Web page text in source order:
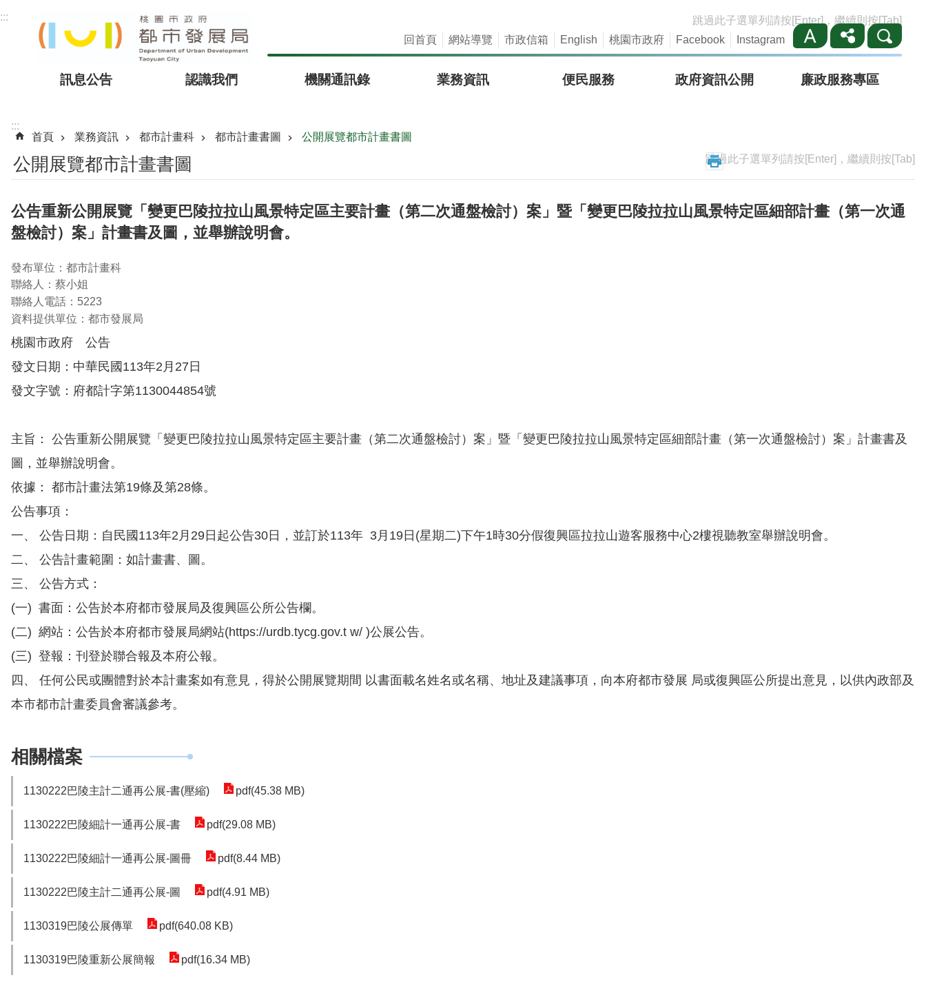
跳到主要內容區塊
:::
跳過此子選單列請按[Enter]，繼續則按[Tab]
回首頁
網站導覽 市政信箱 English 桃園市政府 Facebook Instagram
訊息公告 認識我們 機關通訊錄 業務資訊 便民服務 政府資訊公開 廉政服務專區
:::
首頁
業務資訊 都市計畫科 都市計畫書圖 公開展覽都市計畫書圖
公開展覽都市計畫書圖 跳過此子選單列請按[Enter]，繼續則按[Tab]
公告重新公開展覽「變更巴陵拉拉山風景特定區主要計畫（第二次通盤檢討）案」暨「變更巴陵拉拉山風景特定區細部計畫（第一次通
盤檢討）案」計畫書及圖，並舉辦說明會。
發布單位：都市計畫科
聯絡人：蔡小姐
聯絡人電話：5223
資料提供單位：都市發展局
桃園市政府 公告
發文日期：中華民國113年2月27日
發文字號：府都計字第1130044854號
主旨： 公告重新公開展覽「變更巴陵拉拉山風景特定區主要計畫（第二次通盤檢討）案」暨「變更巴陵拉拉山風景特定區細部計畫（第一次通盤檢討）案」計畫書及
圖，並舉辦說明會。
依據： 都市計畫法第19條及第28條。
公告事項：
一、 公告日期：自民國113年2月29日起公告30日，並訂於113年 3月19日(星期二)下午1時30分假復興區拉拉山遊客服務中心2樓視聽教室舉辦說明會。
二、 公告計畫範圍：如計畫書、圖。
三、 公告方式：
(一) 書面：公告於本府都市發展局及復興區公所公告欄。
(二) 網站：公告於本府都市發展局網站(https://urdb.tycg.gov.t w/ )公展公告。
(三) 登報：刊登於聯合報及本府公報。
四、 任何公民或團體對於本計畫案如有意見，得於公開展覽期間 以書面載名姓名或名稱、地址及建議事項，向本府都市發展 局或復興區公所提出意見，以供內政部及
本市都市計畫委員會審議參考。
相關檔案
1130222巴陵主計二通再公展-書(壓縮) pdf(45.38 MB)
1130222巴陵細計一通再公展-書 pdf(29.08 MB)
1130222巴陵細計一通再公展-圖冊 pdf(8.44 MB)
1130222巴陵主計二通再公展-圖 pdf(4.91 MB)
1130319巴陵公展傳單 pdf(640.08 KB)
1130319巴陵重新公展簡報 pdf(16.34 MB)